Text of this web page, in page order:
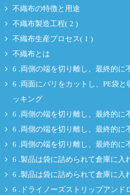
不織布の特徴と用途
不織布製造工程( 2 )
不織布生産プロセス( 1 )
不織布とは
6 .両側の端を切り離し、最終的に
6 .両面にバリをカットし、PE袋
ッキング
6 .両側の端を切り離し、最終的に
6 .両側の端を切り離し、最終的に
6 .両側の端を切り離し、最終的に
6 .製品は袋に詰められて倉庫に入
6 .製品は袋に詰められて倉庫に入
6 .ドライノーズストリップアンド